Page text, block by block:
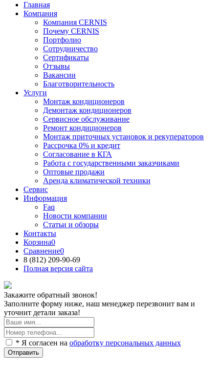
Главная
Компания
Компания CERNIS
Почему CERNIS
Портфолио
Сотрудничество
Сертификаты
Отзывы
Вакансии
Благотворительность
Услуги
Монтаж кондиционеров
Демонтаж кондиционеров
Сервисное обслуживание
Ремонт кондиционеров
Монтаж приточных установок и рекуператоров
Рассрочка 0% и кредит
Согласование в КГА
Работа с государственными заказчиками
Оптовые продажи
Аренда климатической техники
Сервис
Информация
Faq
Новости компании
Статьи и обзоры
Контакты
Корзина0
Сравнение0
8 (812) 209-90-69
Полная версия сайта
Закажите обратный звонок!
Заполните форму ниже, наш менеджер перезвонит вам и
уточнит детали заказа!
* Я согласен на обработку персональных данных
Отправить